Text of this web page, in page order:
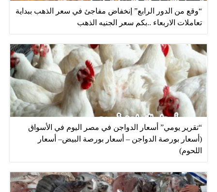
“وقع من الدور الرابع” إنخفاض مفاجئ في سعر الذهب ببداية
تعاملات الاربعاء ..بكم سعر الجنيه الذهب
“تقرير يومي” أسعار الدواجن في مصر اليوم في الأسواق
(أسعار بورصة الدواجن – أسعار بورصة البيض– أسعار
اللحوم)